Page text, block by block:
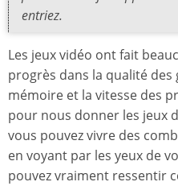
entriez.
Les jeux vidéo ont fait
progrès dans la qualité
mémoire et la vitesse des
pour nous donner les jeux
vous pouvez vivre des
en voyant par les yeux de
pouvez vraiment ressentir